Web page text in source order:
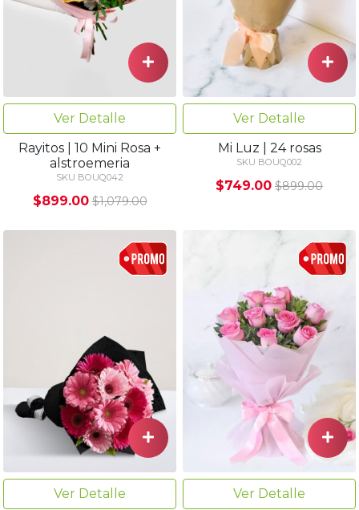
Ver Detalle
Rayitos | 10 Mini Rosa +
alstroemeria
SKU BOUQ042
$899.00 $1,079.00
Ver Detalle
Mi Luz | 24 rosas
SKU BOUQ002
$749.00 $899.00
Ver Detalle
Ver Detalle